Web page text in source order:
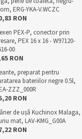
ERG-YKA-V.WCZC
RON
PEX-P, conector prin
PEX 16 x 16 - W97120-
00
RON
preparat pentru
bateriilor negre 0.5l,
ZZZ_000R
RON
de ușă Kuchinox Malaga,
mat, LAV-KMG_G00A
RON